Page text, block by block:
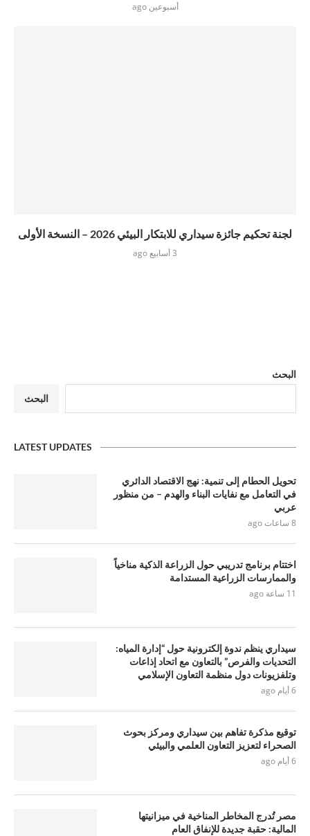
أسبوعين ago
لجنة تحكيم جائزة سيداري للابتكار البيئي 2026 – النسخة الأولى
3 أسابيع ago
البحث
البحث
LATEST UPDATES
تحويل الحطام إلى تنمية: نهج الاقتصاد الدائري
في التعامل مع نفايات البناء والهدم – من منظور
عربي
8 ساعات ago
اختتام برنامج تدريبي حول الزراعة الذكية مناخياً
والممارسات الزراعية المستدامة
11 ساعة ago
سيداري ينظم ندوة إلكترونية حول “إدارة المياه:
التحديات والفرص” بالتعاون مع اتحاد إذاعات
وتلفزيونات دول منظمة التعاون الإسلامي
6 أيام ago
توقيع مذكرة تفاهم بين سيداري ومركز بحوث
الصحراء لتعزيز التعاون العلمي والبيئي
6 أيام ago
مصر تُدرج المخاطر المناخية في ميزانيتها
المالية: حقبة جديدة للإنفاق العام